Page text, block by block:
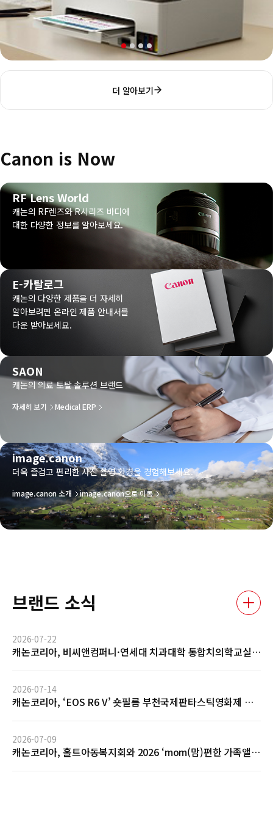
더 알아보기
Canon is Now
RF Lens World
캐논의 RF렌즈와 R시리즈 바디에
대한 다양한 정보를 알아보세요.
E-카탈로그
캐논의 다양한 제품을 더 자세히
알아보려면 온라인 제품 안내서를
다운 받아보세요.
SAON
캐논의 의료 토탈 솔루션 브랜드
자세히 보기 Medical ERP
image.canon
더욱 즐겁고 편리한 사진 촬영 환경을 경험해보세요.
image.canon 소개 image.canon으로 이동
브랜드 소식
2026-07-22
캐논코리아, 비씨앤컴퍼니·연세대 치과대학 통합치의학교실
2026-07-14
캐논코리아, ‘EOS R6 V’ 숏필름 부천국제판타스틱영화제 공
2026-07-09
캐논코리아, 홀트아동복지회와 2026 ‘mom(맘)편한 가족앨